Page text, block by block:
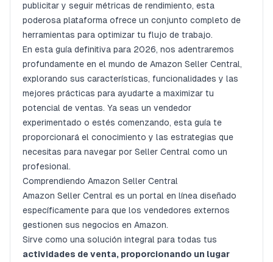
Mejores prácticas para usar Amazon Seller Central
Más videos sobre el Centro de Vendedores de
Amazon
publicitar y seguir métricas de rendimiento, esta
poderosa plataforma ofrece un conjunto completo de
herramientas para optimizar tu flujo de trabajo.
En esta guía definitiva para 2026, nos adentraremos
profundamente en el mundo de Amazon Seller Central,
explorando sus características, funcionalidades y las
mejores prácticas para ayudarte a maximizar tu
potencial de ventas. Ya seas un vendedor
experimentado o estés comenzando, esta guía te
proporcionará el conocimiento y las estrategias que
necesitas para navegar por Seller Central como un
profesional.
Comprendiendo Amazon Seller Central
Amazon Seller Central es un portal en línea diseñado
específicamente para que los vendedores externos
gestionen sus negocios en Amazon.
Sirve como una solución integral para todas tus
actividades de venta, proporcionando un lugar